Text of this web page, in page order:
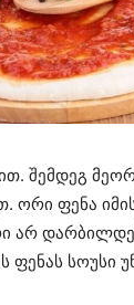
შემდეგ
ორი ფენა
არ
ფენას სოუსი